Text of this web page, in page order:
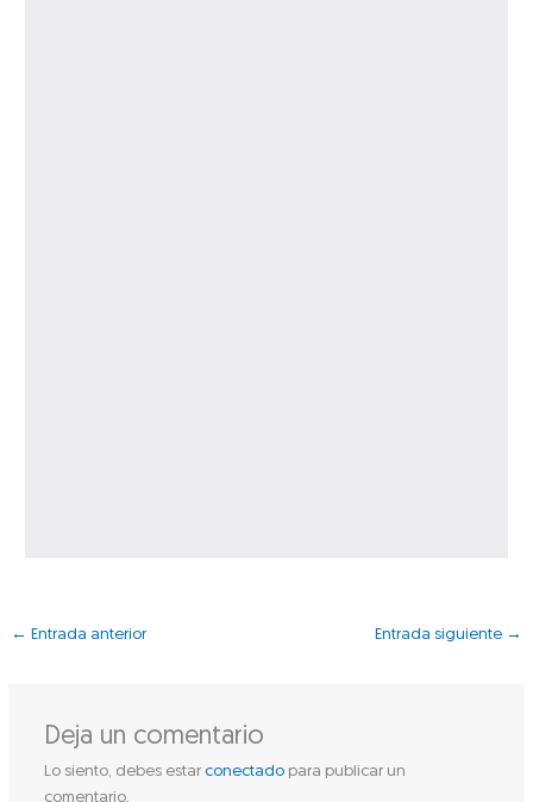
← Entrada anterior Entrada siguiente →
Deja un comentario
Lo siento, debes estar conectadopara publicar un
comentario.